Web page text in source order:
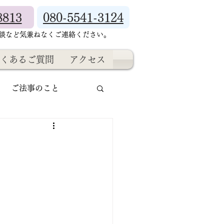
080-5541-3124
ど気兼ねなくご連絡ください。
あるご質問 アクセス
ご法事のこと